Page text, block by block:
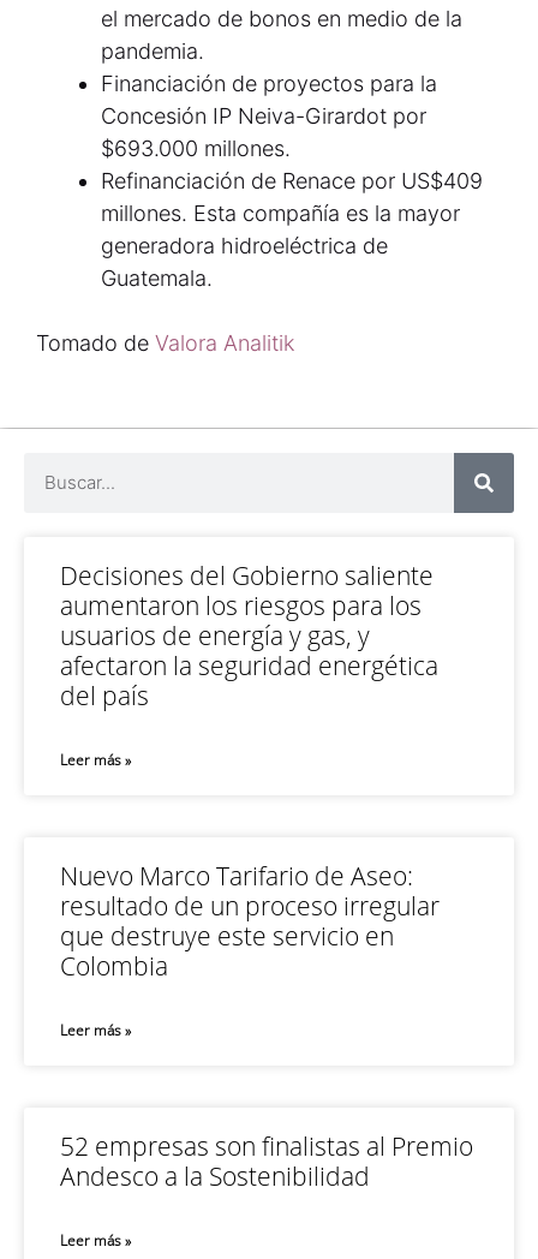
el mercado de bonos en medio de la
pandemia.
Financiación de proyectos para la
Concesión IP Neiva-Girardot por
$693.000 millones.
Refinanciación de Renace por US$409
millones. Esta compañía es la mayor
generadora hidroeléctrica de
Guatemala.
Tomado de Valora Analitik
Decisiones del Gobierno saliente
aumentaron los riesgos para los
usuarios de energía y gas, y
afectaron la seguridad energética
del país
Leer más »
Nuevo Marco Tarifario de Aseo:
resultado de un proceso irregular
que destruye este servicio en
Colombia
Leer más »
52 empresas son finalistas al Premio
Andesco a la Sostenibilidad
Leer más »